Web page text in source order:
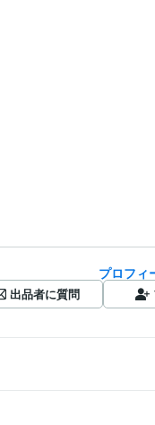
プロフィ
出品者に質問